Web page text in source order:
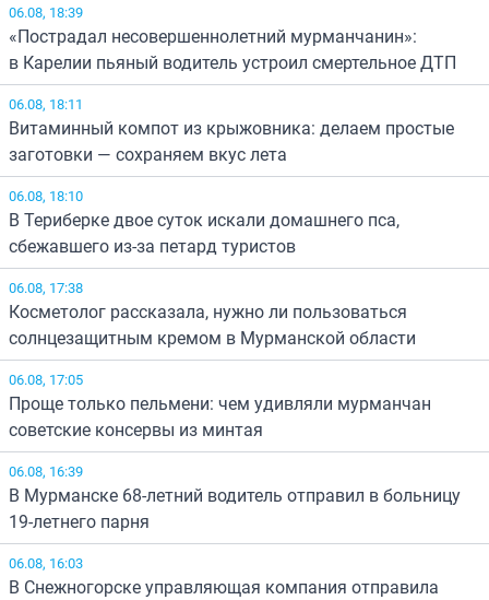
06.08, 18:39
«Пострадал несовершеннолетний мурманчанин»:
в Карелии пьяный водитель устроил смертельное ДТП
06.08, 18:11
Витаминный компот из крыжовника: делаем простые
заготовки — сохраняем вкус лета
06.08, 18:10
В Териберке двое суток искали домашнего пса,
сбежавшего из-за петард туристов
06.08, 17:38
Косметолог рассказала, нужно ли пользоваться
солнцезащитным кремом в Мурманской области
06.08, 17:05
Проще только пельмени: чем удивляли мурманчан
советские консервы из минтая
06.08, 16:39
В Мурманске 68-летний водитель отправил в больницу
19-летнего парня
06.08, 16:03
В Снежногорске управляющая компания отправила